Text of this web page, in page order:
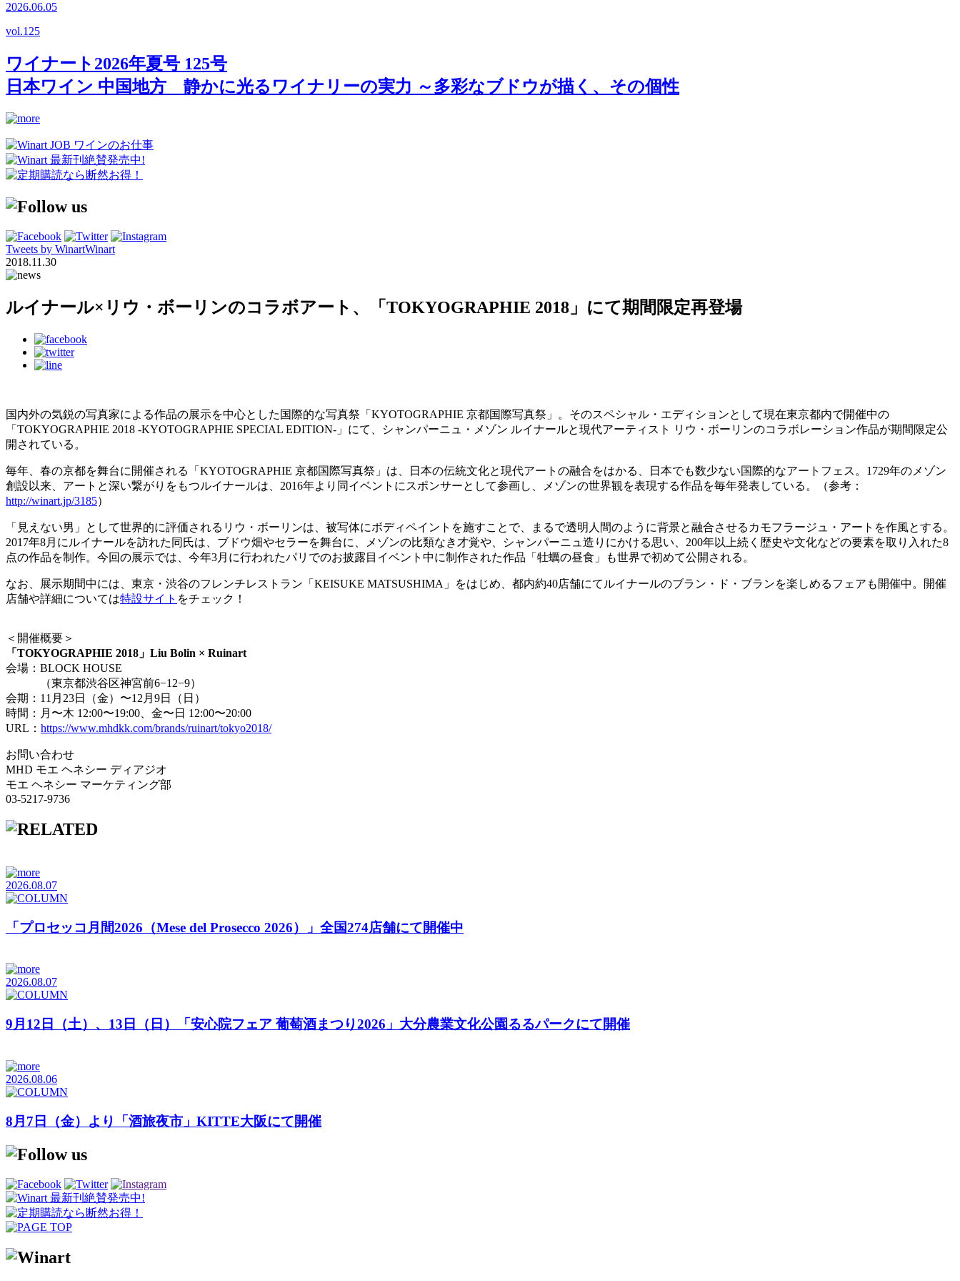
2026.06.05
vol.125
ワイナート2026年夏号 125号
日本ワイン 中国地方 静かに光るワイナリーの実力 ～多彩なブドウが描く、その個性
Tweets by WinartWinart
2018.11.30
ルイナール×リウ・ボーリンのコラボアート、「TOKYOGRAPHIE 2018」にて期間限定再登場
国内外の気鋭の写真家による作品の展示を中心とした国際的な写真祭「KYOTOGRAPHIE 京都国際写真祭」。そのスペシャル・エディションとして現在東京都内で開催中の
「TOKYOGRAPHIE 2018 -KYOTOGRAPHIE SPECIAL EDITION-」にて、シャンパーニュ・メゾン ルイナールと現代アーティスト リウ・ボーリンのコラボレーション作品が期間限定公
開されている。
毎年、春の京都を舞台に開催される「KYOTOGRAPHIE 京都国際写真祭」は、日本の伝統文化と現代アートの融合をはかる、日本でも数少ない国際的なアートフェス。1729年のメゾン
創設以来、アートと深い繋がりをもつルイナールは、2016年より同イベントにスポンサーとして参画し、メゾンの世界観を表現する作品を毎年発表している。（参考：
http://winart.jp/3185）
「見えない男」として世界的に評価されるリウ・ボーリンは、被写体にボディペイントを施すことで、まるで透明人間のように背景と融合させるカモフラージュ・アートを作風とする。
2017年8月にルイナールを訪れた同氏は、ブドウ畑やセラーを舞台に、メゾンの比類なき才覚や、シャンパーニュ造りにかける思い、200年以上続く歴史や文化などの要素を取り入れた8
点の作品を制作。今回の展示では、今年3月に行われたパリでのお披露目イベント中に制作された作品「牡蠣の昼食」も世界で初めて公開される。
なお、展示期間中には、東京・渋谷のフレンチレストラン「KEISUKE MATSUSHIMA」をはじめ、都内約40店舗にてルイナールのブラン・ド・ブランを楽しめるフェアも開催中。開催
店舗や詳細については特設サイト をチェック！
＜開催概要＞
「TOKYOGRAPHIE 2018」Liu Bolin × Ruinart
会場：BLOCK HOUSE
（東京都渋谷区神宮前6−12−9）
会期：11月23日（金）〜12月9日（日）
時間：月〜木 12:00〜19:00、金〜日 12:00〜20:00
URL： https://www.mhdkk.com/brands/ruinart/tokyo2018/
お問い合わせ
MHD モエ ヘネシー ディアジオ
モエ ヘネシー マーケティング部
03-5217-9736
2026.08.07
「プロセッコ月間2026（Mese del Prosecco 2026）」全国274店舗にて開催中
2026.08.07
9月12日（土）、13日（日）「安心院フェア 葡萄酒まつり2026」大分農業文化公園るるパークにて開催
2026.08.06
8月7日（金）より「酒旅夜市」KITTE大阪にて開催